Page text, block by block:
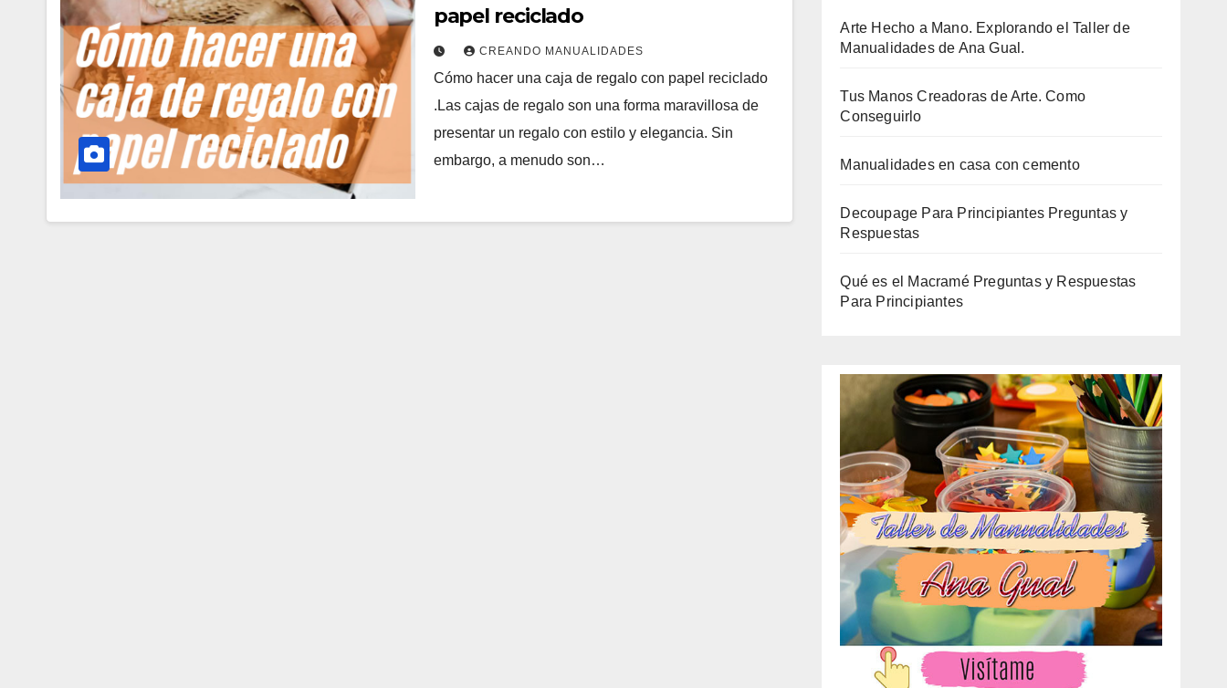
papel reciclado
CREANDO MANUALIDADES
Cómo hacer una caja de regalo con papel reciclado
.Las cajas de regalo son una forma maravillosa de
presentar un regalo con estilo y elegancia. Sin
embargo, a menudo son…
Arte Hecho a Mano. Explorando el Taller de
Manualidades de Ana Gual.
Tus Manos Creadoras de Arte. Como
Conseguirlo
Manualidades en casa con cemento
Decoupage Para Principiantes Preguntas y
Respuestas
Qué es el Macramé Preguntas y Respuestas
Para Principiantes